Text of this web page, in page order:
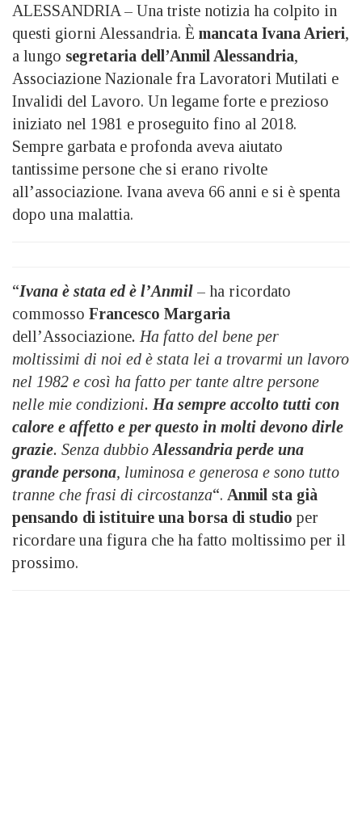
ALESSANDRIA – Una triste notizia ha colpito in
questi giorni Alessandria. È mancata Ivana Arieri,
a lungo segretaria dell’Anmil Alessandria,
Associazione Nazionale fra Lavoratori Mutilati e
Invalidi del Lavoro. Un legame forte e prezioso
iniziato nel 1981 e proseguito fino al 2018.
Sempre garbata e profonda aveva aiutato
tantissime persone che si erano rivolte
all’associazione. Ivana aveva 66 anni e si è spenta
dopo una malattia.
“Ivana è stata ed è l’Anmil – ha ricordato
commosso Francesco Margaria
dell’Associazione. Ha fatto del bene per
moltissimi di noi ed è stata lei a trovarmi un lavoro
nel 1982 e così ha fatto per tante altre persone
nelle mie condizioni. Ha sempre accolto tutti con
calore e affetto e per questo in molti devono dirle
grazie. Senza dubbio Alessandria perde una
grande persona, luminosa e generosa e sono tutto
tranne che frasi di circostanza“. Anmil sta già
pensando di istituire una borsa di studio per
ricordare una figura che ha fatto moltissimo per il
prossimo.